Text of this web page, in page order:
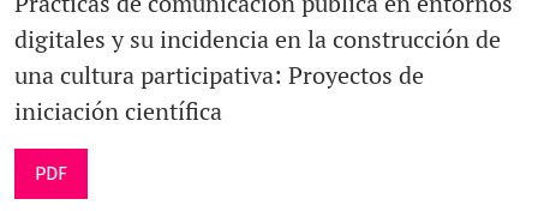
digitales y su incidencia en la construcción de
una cultura participativa: Proyectos de
iniciación científica
PDF